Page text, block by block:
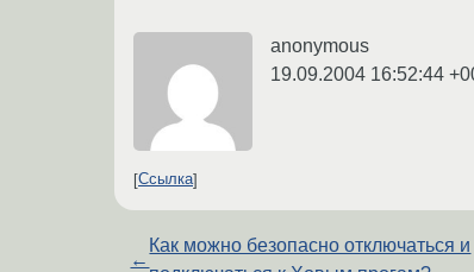
anonymous
19.09.2004 16:52:44
Ссылка
←
Как можно безопасно отключаться и